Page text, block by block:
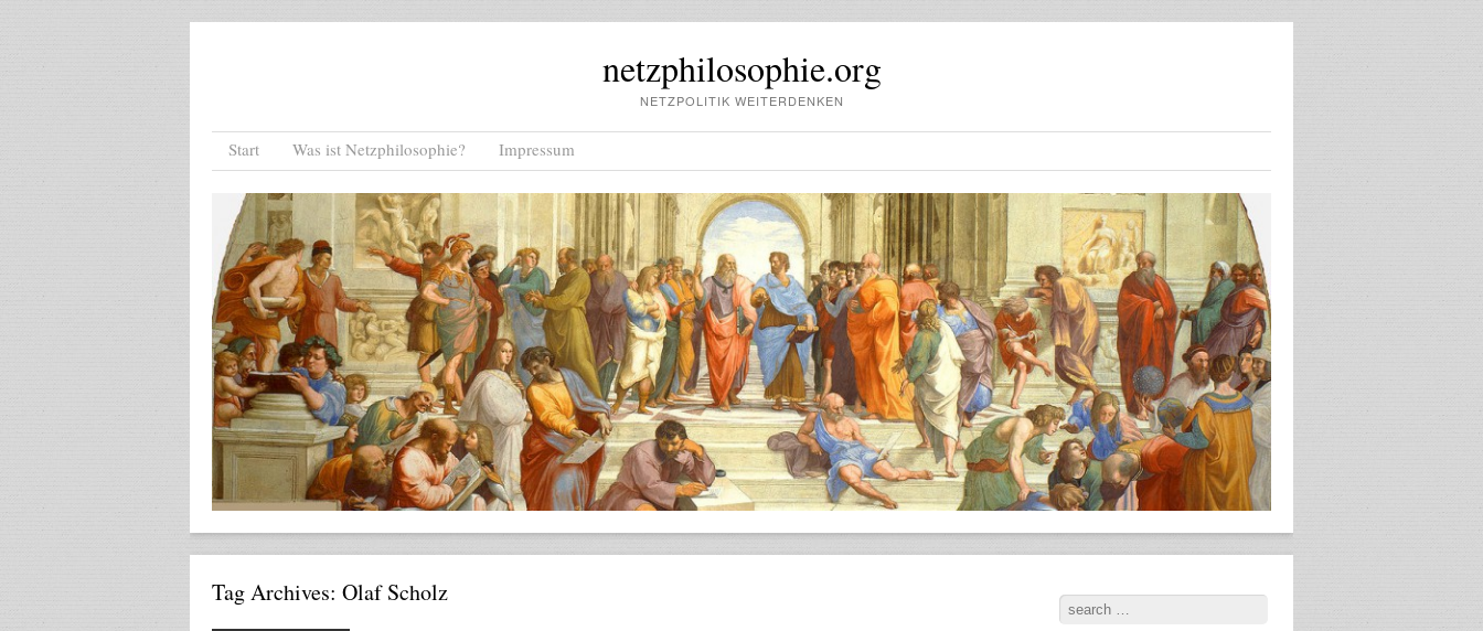
netzphilosophie.org
NETZPOLITIK WEITERDENKEN
Menu
Skip to content
Start Was ist Netzphilosophie? Impressum
Tag Archives: Olaf Scholz Search